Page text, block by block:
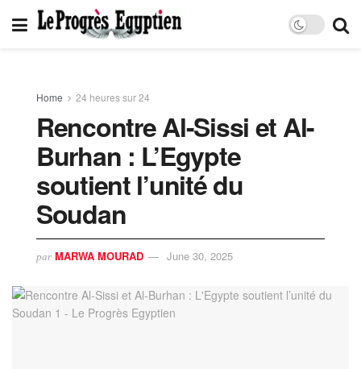
Home 24 heures sur 24
Rencontre Al-Sissi et Al-
Burhan : L’Egypte
soutient l’unité du
Soudan
par MARWA MOURAD June 30, 2025